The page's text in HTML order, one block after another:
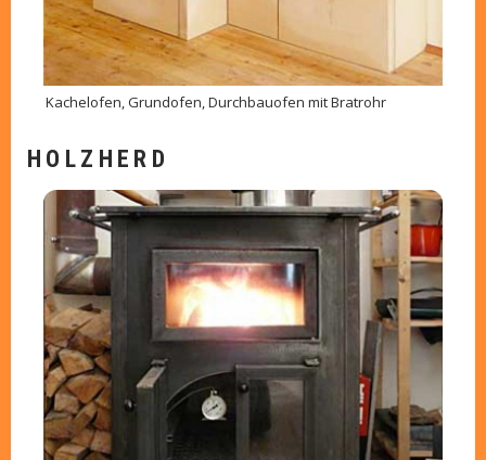
Kachelofen, Grundofen, Durchbauofen mit Bratrohr
HOLZHERD